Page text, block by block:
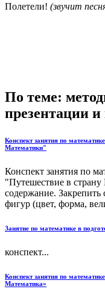
Полетели! (звучит
По теме:
презентации
Конспект занятия по
Математики"
Конспект занятия по
"Путешествие в
содержание. Закрепить
фигур (цвет, форма,
Занятие по математике в
конспект...
Конспект занятия по
Математика»